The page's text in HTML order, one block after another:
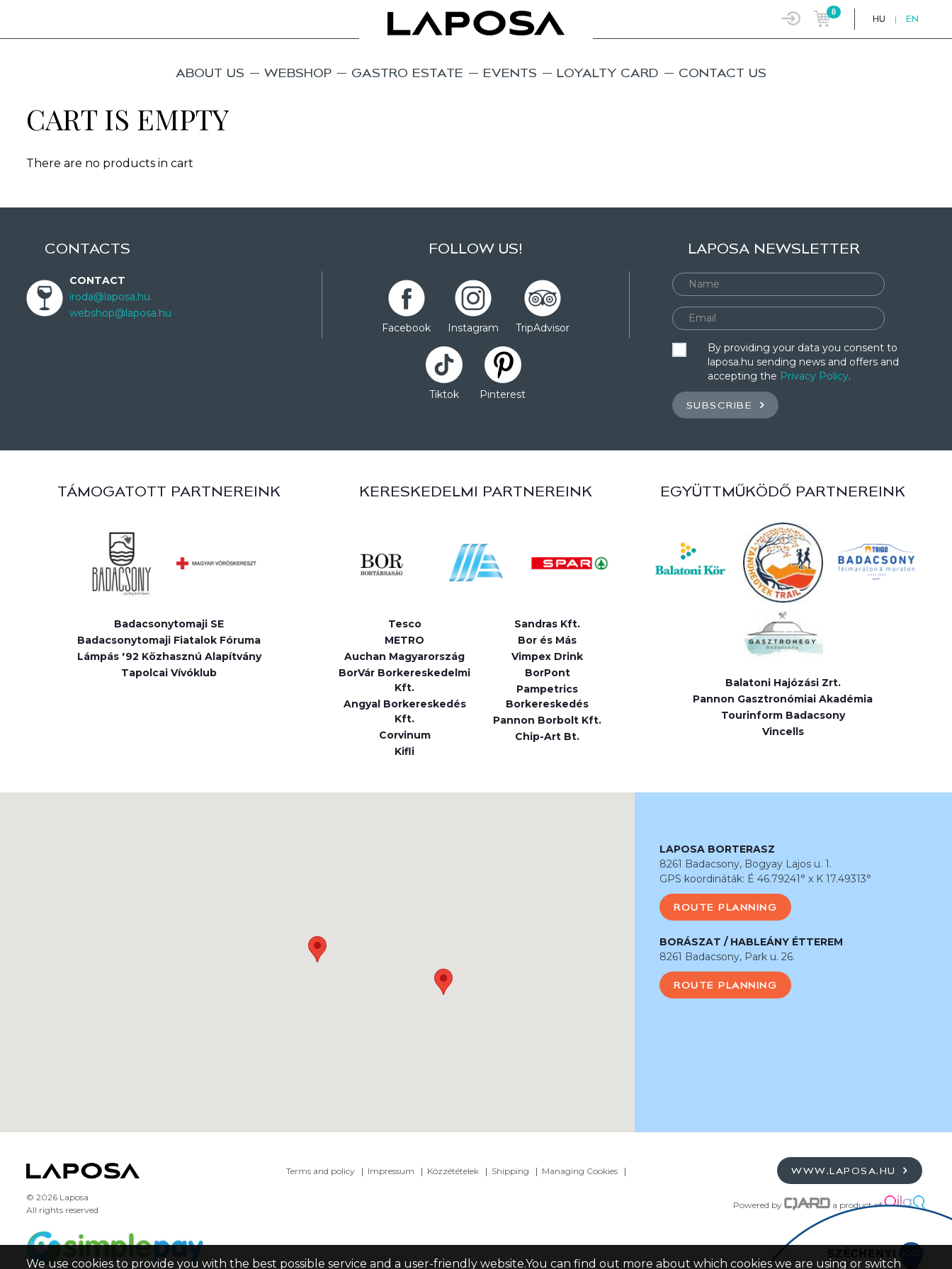
0
HU | EN
ABOUT US WEBSHOP GASTRO ESTATE EVENTS LOYALTY CARD CONTACT US
CART IS EMPTY
There are no products in cart
CONTACTS
CONTACT
iroda@laposa.hu
webshop@laposa.hu
FOLLOW US!
Facebook Instagram TripAdvisor
Tiktok Pinterest
LAPOSA NEWSLETTER
By providing your data you consent to
laposa.hu sending news and offers and
accepting the Privacy Policy.
SUBSCRIBE
TÁMOGATOTT PARTNEREINK
Badacsonytomaji SE
Badacsonytomaji Fiatalok Fóruma
Lámpás '92 Közhasznú Alapítvány
Tapolcai Vívóklub
KERESKEDELMI PARTNEREINK
Tesco
METRO
Auchan Magyarország
BorVár Borkereskedelmi
Kft.
Angyal Borkereskedés
Kft.
Corvinum
Kifli
Sandras Kft.
Bor és Más
Vimpex Drink
BorPont
Pampetrics
Borkereskedés
Pannon Borbolt Kft.
Chip-Art Bt.
EGYÜTTMŰKÖDŐ PARTNEREINK
Balatoni Hajózási Zrt.
Pannon Gasztronómiai Akadémia
Tourinform Badacsony
Vincells
LAPOSA BORTERASZ
8261 Badacsony, Bogyay Lajos u. 1.
GPS koordináták: É 46.79241° x K 17.49313°
ROUTE PLANNING
BORÁSZAT / HABLEÁNY ÉTTEREM
8261 Badacsony, Park u. 26.
ROUTE PLANNING
Terms and policy Impressum Közzétételek Shipping Managing Cookies WWW.LAPOSA.HU
© 2026 Laposa
All rights reserved
Powered by a product of
We use cookies to provide you with the best possible service and a user-friendly website.You can find out more about which cookies we are using or switch